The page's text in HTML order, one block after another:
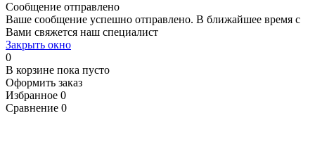
Сообщение отправлено
Ваше сообщение успешно отправлено. В ближайшее время с
Вами свяжется наш специалист
Закрыть окно
0
В корзине пока пусто
Оформить заказ
Избранное 0
Сравнение 0